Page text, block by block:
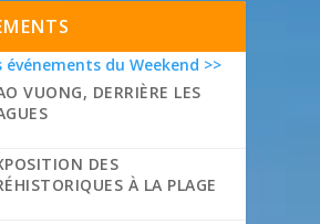
événements du Weekend >>
VUONG, DERRIÈRE LES
DES
À LA PLAGE